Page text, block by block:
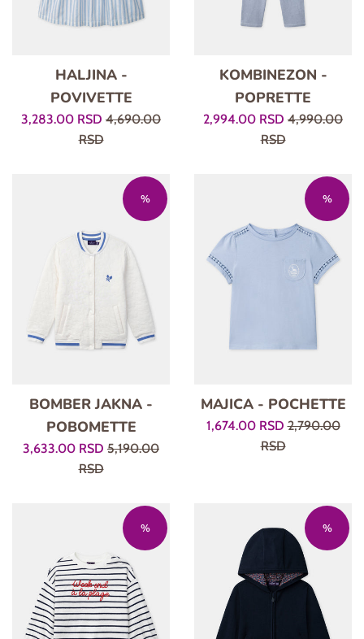
HALJINA -
POVIVETTE
Prodajna
3,283.00 RSD Regularna
4,690.00
RSD
KOMBINEZON -
POPRETTE
Prodajna
2,994.00 RSD Regularna
4,990.00
RSD
BOMBER JAKNA -
POBOMETTE
Prodajna
3,633.00 RSD Regularna
5,190.00
RSD
%
MAJICA - POCHETTE
Prodajna
1,674.00 RSDRegularna
2,790.00
RSD
%
% %